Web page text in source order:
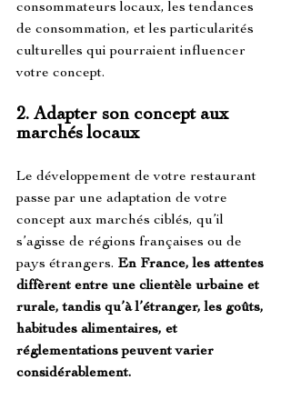
consommateurs locaux, les tendances
de consommation, et les particularités
culturelles qui pourraient influencer
votre concept.
2. Adapter son concept aux
marchés locaux
Le développement de votre restaurant
passe par une adaptation de votre
concept aux marchés ciblés, qu’il
s’agisse de régions françaises ou de
pays étrangers. En France, les attentes
diffèrent entre une clientèle urbaine et
rurale, tandis qu’à l’étranger, les goûts,
habitudes alimentaires, et
réglementations peuvent varier
considérablement.